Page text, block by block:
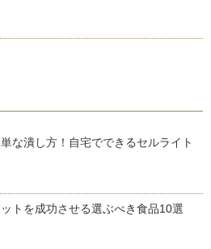
な潰し方！自宅でできるセルライト
トを成功させる選ぶべき食品10選